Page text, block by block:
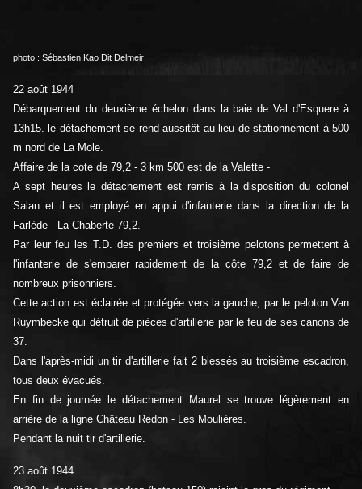
photo : Sébastien Kao Dit Delmeir
22 août 1944
Débarquement du deuxième échelon dans la baie de Val d'Esquere à
13h15. le détachement se rend aussitôt au lieu de stationnement à 500
m nord de La Mole.
Affaire de la cote de 79,2 - 3 km 500 est de la Valette -
A sept heures le détachement est remis à la disposition du colonel
Salan et il est employé en appui d'infanterie dans la direction de la
Farlède - La Chaberte 79,2.
Par leur feu les T.D. des premiers et troisième pelotons permettent à
l'infanterie de s'emparer rapidement de la côte 79,2 et de faire de
nombreux prisonniers.
Cette action est éclairée et protégée vers la gauche, par le peloton Van
Ruymbecke qui détruit de pièces d'artillerie par le feu de ses canons de
37.
Dans l'après-midi un tir d'artillerie fait 2 blessés au troisième escadron,
tous deux évacués.
En fin de journée le détachement Maurel se trouve légèrement en
arrière de la ligne Château Redon - Les Moulières.
Pendant la nuit tir d'artillerie.
23 août 1944